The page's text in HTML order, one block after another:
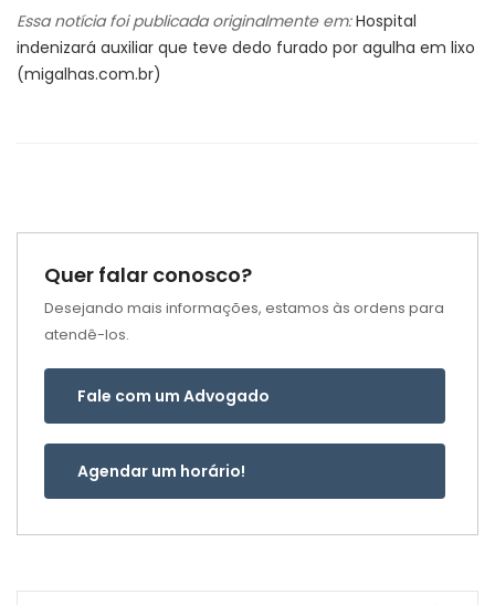
Essa notícia foi publicada originalmente em: Hospital
indenizará auxiliar que teve dedo furado por agulha em lixo
(migalhas.com.br)
Quer falar conosco?
Desejando mais informações, estamos às ordens para
atendê-los.
Fale com um Advogado
Agendar um horário!